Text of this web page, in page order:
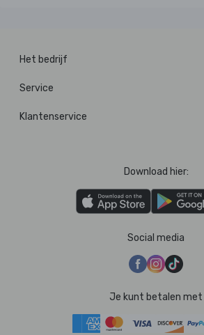
Het bedrijf
Service
Klantenservice
Download hier:
Social media
Je kunt betalen met